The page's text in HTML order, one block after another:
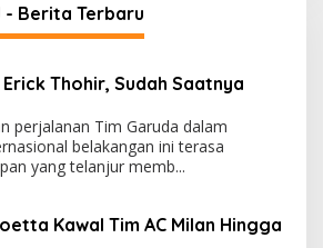
- Berita Terbaru
Thohir, Sudah Saatnya
perjalanan Tim Garuda dalam
belakangan ini terasa
yang telanjur memb...
Kawal Tim AC Milan Hingga